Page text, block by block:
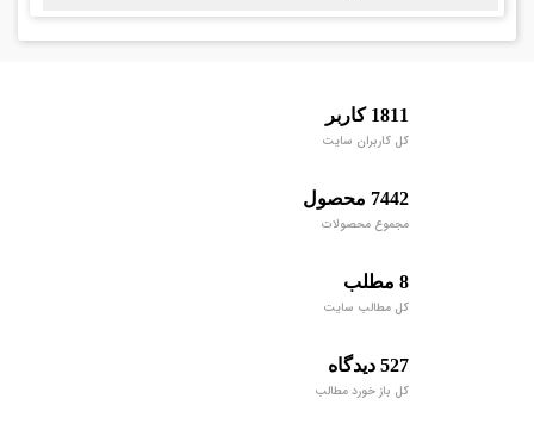
1811 کاربر
کل کاربران سایت
7442 محصول
مجموع محصولات
8 مطلب
کل مطالب سایت
527 دیدگاه
کل باز خورد مطالب